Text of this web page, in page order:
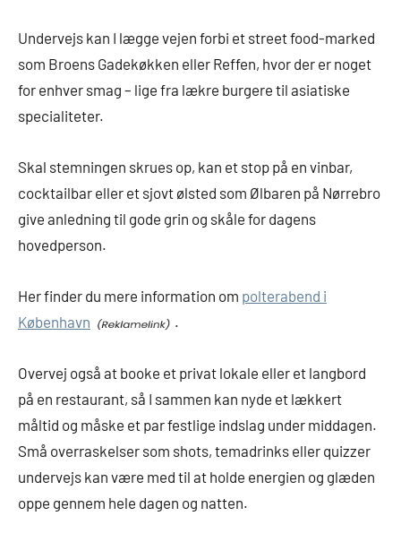
Undervejs kan I lægge vejen forbi et street food-marked
som Broens Gadekøkken eller Reffen, hvor der er noget
for enhver smag – lige fra lækre burgere til asiatiske
specialiteter.
Skal stemningen skrues op, kan et stop på en vinbar,
cocktailbar eller et sjovt ølsted som Ølbaren på Nørrebro
give anledning til gode grin og skåle for dagens
hovedperson.
Her finder du mere information om polterabend i
København
.
Overvej også at booke et privat lokale eller et langbord
på en restaurant, så I sammen kan nyde et lækkert
måltid og måske et par festlige indslag under middagen.
Små overraskelser som shots, temadrinks eller quizzer
undervejs kan være med til at holde energien og glæden
oppe gennem hele dagen og natten.